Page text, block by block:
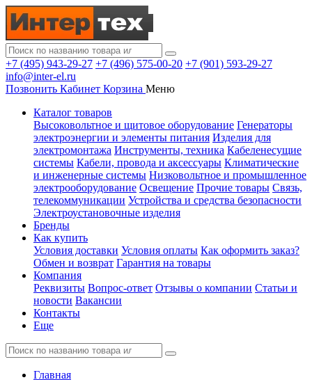
+7 (495) 943-29-27 +7 (496) 575-00-20 +7 (901) 593-29-27
info@inter-el.ru
Позвонить Кабинет Корзина Меню
Каталог товаров
Высоковольтное и щитовое оборудование Генераторы
электроэнергии и элементы питания Изделия для
электромонтажа Инструменты, техника Кабеленесущие
системы Кабели, провода и аксессуары Климатические
и инженерные системы Низковольтное и промышленное
электрооборудование Освещение Прочие товары Связь,
телекоммуникации Устройства и средства безопасности
Электроустановочные изделия
Бренды
Как купить
Условия доставки Условия оплаты Как оформить заказ?
Обмен и возврат Гарантия на товары
Компания
Реквизиты Вопрос-ответ Отзывы о компании Статьи и
новости Вакансии
Контакты
Еще
Главная